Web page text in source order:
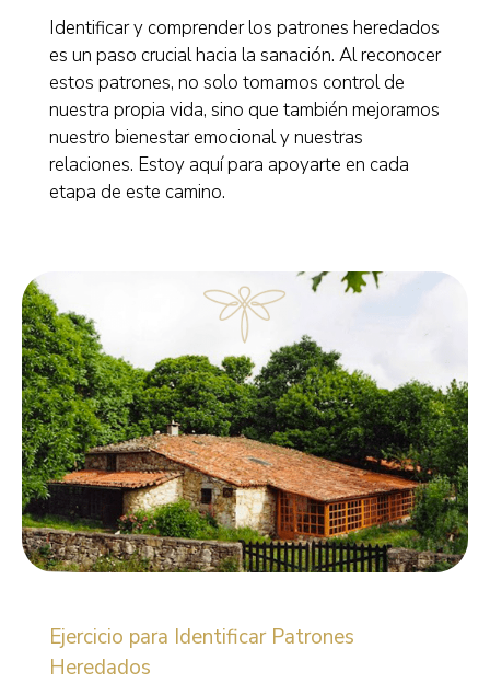
Identificar y comprender los patrones heredados
es un paso crucial hacia la sanación. Al reconocer
estos patrones, no solo tomamos control de
nuestra propia vida, sino que también mejoramos
nuestro bienestar emocional y nuestras
relaciones. Estoy aquí para apoyarte en cada
etapa de este camino.
Ejercicio para Identificar Patrones
Heredados